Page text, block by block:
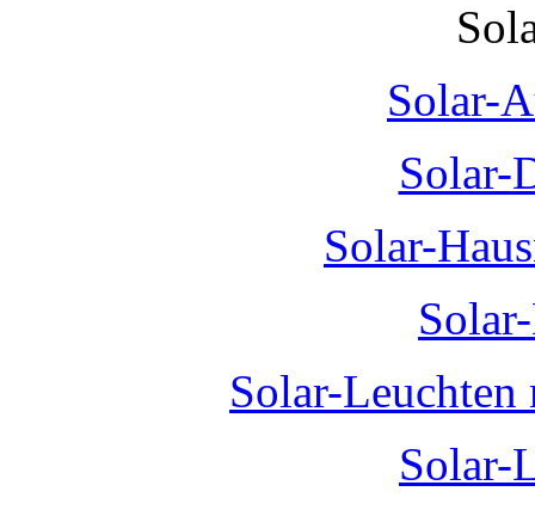
Solar-
Solar-
Solar-
Solar-Leuchten
Solar-